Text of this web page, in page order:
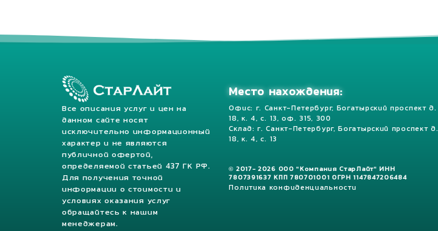
Все описания услуг и цен на
данном сайте носят
исключительно информационный
характер и не являются
публичной офертой,
определяемой статьей 437 ГК РФ.
Для получения точной
информации о стоимости и
условиях оказания услуг
обращайтесь к нашим
менеджерам.
Место нахождения:
Офис: г. Санкт-Петербург, Богатырский проспект д.
18, к. 4, с. 13, оф. 315, 300
Склад: г. Санкт-Петербург, Богатырский проспект д.
18, к. 4, с. 13
© 2017- 2026 ООО "Компания СтарЛайт" ИНН
7807391637 КПП 780701001 ОГРН 1147847206484
Политика конфиденциальности